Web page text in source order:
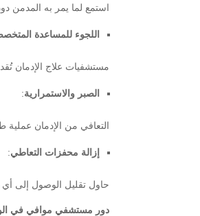
استمع لما يمر به المدمن
اللجوء للمساعدة
مستشفيات علاج الإدمان
الصبر والاستمرارية:
التعافي من الإدمان عملية
إزالة محفزات التعاطي:
حاول تقليل الوصول إلى أي
دور مستشفي موافي في